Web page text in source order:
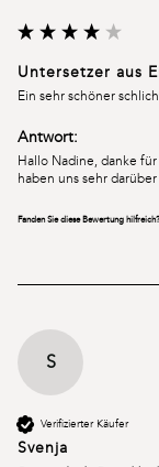
Untersetzer aus
Ein sehr schöner
Antwort:
Hallo Nadine, danke
haben uns sehr
Fanden Sie diese Bewertung hilfreich?
S
Verifizierter Käufer
Svenja